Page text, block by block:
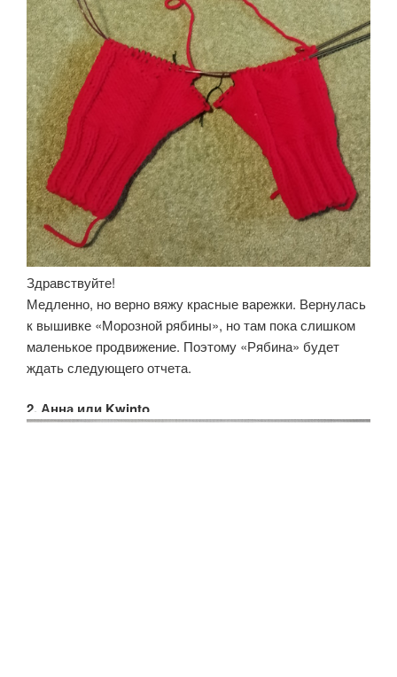
Здравствуйте!
Медленно, но верно вяжу красные варежки. Вернулась
к вышивке «Морозной рябины», но там пока слишком
маленькое продвижение. Поэтому «Рябина» будет
ждать следующего отчета.
2. Анна или Kwinto